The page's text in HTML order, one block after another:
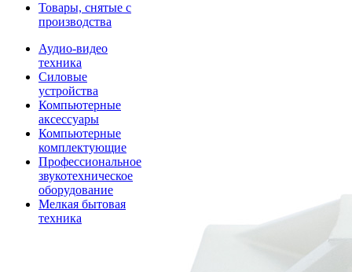
Товары, снятые с
производства
Аудио-видео
техника
Силовые
устройства
Компьютерные
аксессуары
Компьютерные
комплектующие
Профессиональное
звукотехническое
оборудование
Мелкая бытовая
техника